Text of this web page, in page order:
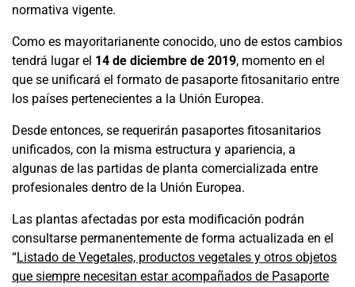
normativa vigente.
Como es mayoritarianente conocido, uno de estos cambios
tendrá lugar el 14 de diciembre de 2019, momento en el
que se unificará el formato de pasaporte fitosanitario entre
los países pertenecientes a la Unión Europea.
Desde entonces, se requerirán pasaportes fitosanitarios
unificados, con la misma estructura y apariencia, a
algunas de las partidas de planta comercializada entre
profesionales dentro de la Unión Europea.
Las plantas afectadas por esta modificación podrán
consultarse permanentemente de forma actualizada en el
“Listado de Vegetales, productos vegetales y otros objetos
que siempre necesitan estar acompañados de Pasaporte